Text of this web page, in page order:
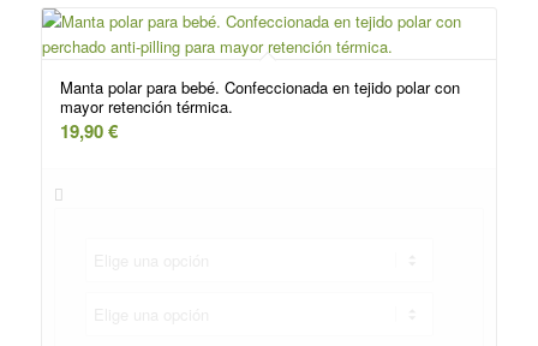
Manta polar para bebé. Confeccionada en tejido polar con
mayor retención térmica.
19,90€